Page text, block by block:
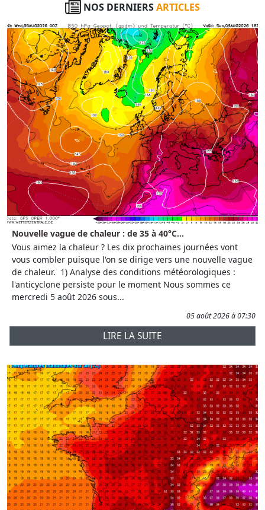
NOS DERNIERSARTICLES
Nouvelle vague de chaleur : de 35 à 40°C...
Vous aimez la chaleur ? Les dix prochaines journées vont
vous combler puisque l'on se dirige vers une nouvelle vague
de chaleur. 1) Analyse des conditions météorologiques :
l'anticyclone persiste pour le moment Nous sommes ce
mercredi 5 août 2026 sous...
05 août 2026 à 07:30
LIRE LA SUITE